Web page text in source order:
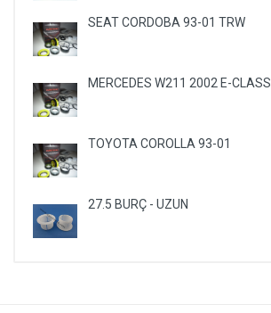
SEAT CORDOBA 93-01 TRW
MERCEDES W211 2002 E-CLASS
TOYOTA COROLLA 93-01
27.5 BURÇ - UZUN